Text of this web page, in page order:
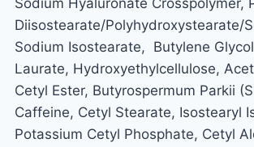
Sodium Hyaluronate Crosspolymer,
Diisostearate/Polyhydroxystearate/
Sodium Isostearate, Butylene
Laurate, Hydroxyethylcellulose,
Cetyl Ester, Butyrospermum Parkii
Caffeine, Cetyl Stearate, Isostearyl
Potassium Cetyl Phosphate, Cetyl